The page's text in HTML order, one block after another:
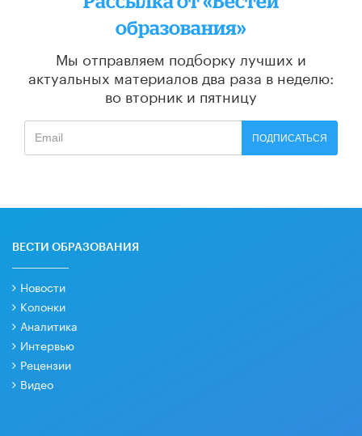
образования»
Мы отправляем подборку лучших и
актуальных материалов два раза в неделю:
во вторник и пятницу
ПОДПИСАТЬСЯ
ВЕСТИ ОБРАЗОВАНИЯ
Новости
Колонки
Аналитика
Интервью
Рецензии
Видео